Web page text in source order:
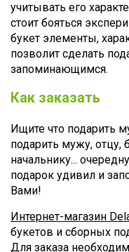
учитывать его
стоит бояться
букет элементы,
позволит сделать
запоминающимся.
Как заказать
Ищите что подарить
подарить мужу, отцу,
начальнику...
подарок удивил и
Вами!
Интернет-магазин
букетов и сборных
Для заказа